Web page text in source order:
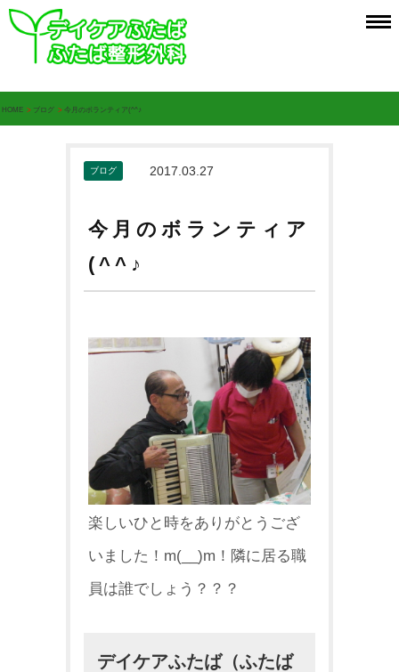
HOME > ブログ > 今月のボランティア(^^♪
ブログ 2017.03.27
今月のボランティア
(^^♪
楽しいひと時をありがとうござ
いました！m(__)m！隣に居る職
員は誰でしょう？？？
デイケアふたば（ふたば